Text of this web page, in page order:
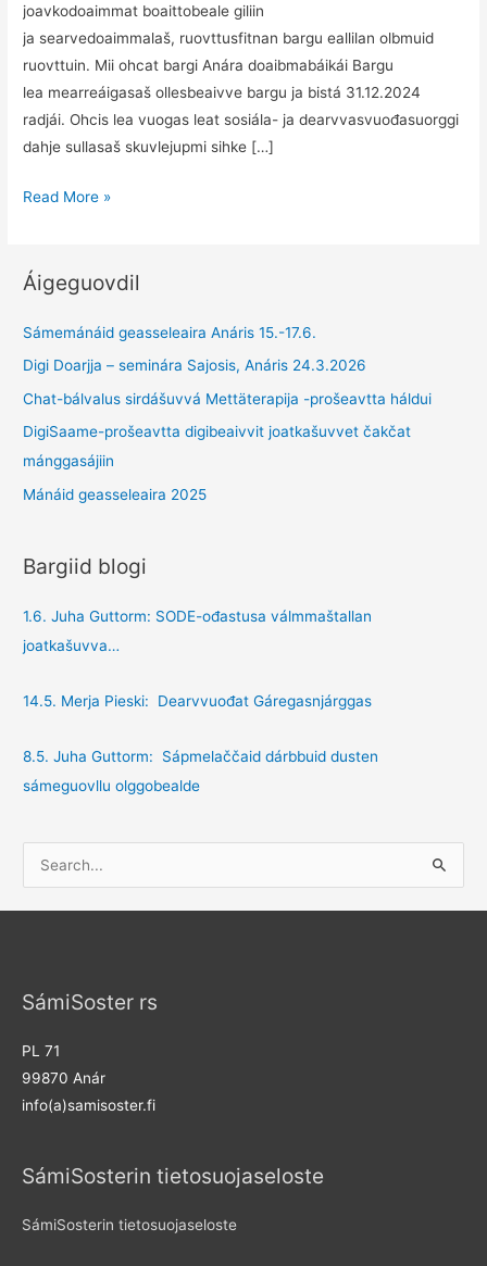
joavkodoaimmat boaittobeale giliin
ja searvedoaimmalaš, ruovttusfitnan bargu eallilan olbmuid
ruovttuin. Mii ohcat bargi Anára doaibmabáikái Bargu
lea mearreáigasaš ollesbeaivve bargu ja bistá 31.12.2024
radjái. Ohcis lea vuogas leat sosiála- ja dearvvasvuođasuorggi
dahje sullasaš skuvlejupmi sihke […]
Álmmuhus
Birgen
bargi
Ánarii
Read More »
Áigeguovdil
Sámemánáid geasseleaira Anáris 15.-17.6.
Digi Doarjja – seminára Sajosis, Anáris 24.3.2026
Chat-bálvalus sirdášuvvá Mettäterapija -prošeavtta háldui
DigiSaame-prošeavtta digibeaivvit joatkašuvvet čakčat
mánggasájiin
Mánáid geasseleaira 2025
Bargiid blogi
1.6. Juha Guttorm: SODE-ođastusa válmmaštallan
joatkašuvva…
14.5. Merja Pieski: Dearvvuođat Gáregasnjárggas
8.5. Juha Guttorm: Sápmelaččaid dárbbuid dusten
sámeguovllu olggobealde
e
a
h
o
SámiSoster rs
PL 71
99870 Anár
info(a)samisoster.fi
SámiSosterin tietosuojaseloste
SámiSosterin tietosuojaseloste